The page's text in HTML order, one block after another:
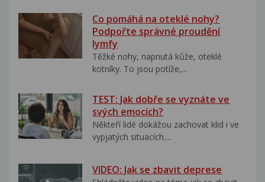
Co pomáhá na oteklé nohy?
Podpořte správné proudění
lymfy
Těžké nohy, napnutá kůže, oteklé
kotníky. To jsou potíže,...
TEST: Jak dobře se vyznáte ve
svých emocích?
Někteří lidé dokážou zachovat klid i ve
vypjatých situacích....
VIDEO: Jak se zbavit deprese